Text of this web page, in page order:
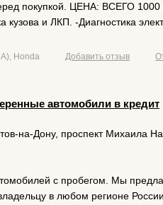
покупкой. ЦЕНА: ВСЕГО
кузова и ЛКП. -Диагностика
Honda Добавить отзыв
автомобили в кредит
на-Дону, проспект Михаила
с пробегом. Мы
в любом регионе